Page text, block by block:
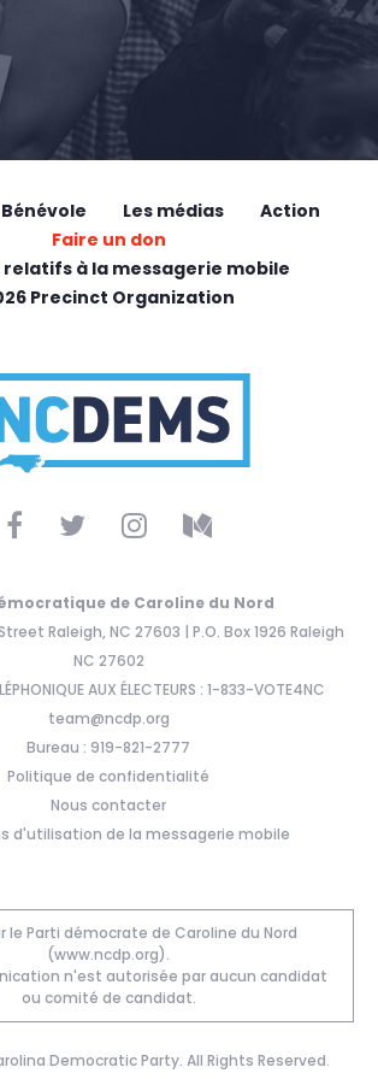
Bénévole Les médias
Action
Faire un don
relatifs à la messagerie mobile
Precinct Organization
de Caroline du Nord
Raleigh, NC 27603 | P.O. Box 1926 Raleigh
NC 27602
AUX ÉLECTEURS : 1-833-VOTE4NC
team@ncdp.org
Bureau : 919-821-2777
Politique de confidentialité
Nous contacter
d'utilisation de la messagerie mobile
le Parti démocrate de Caroline du Nord
(www.ncdp.org).
n'est autorisée par aucun candidat
ou comité de candidat.
Democratic Party. All Rights Reserved.